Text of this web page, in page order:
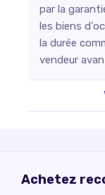
par la
les biens
la durée
vendeur
Achetez